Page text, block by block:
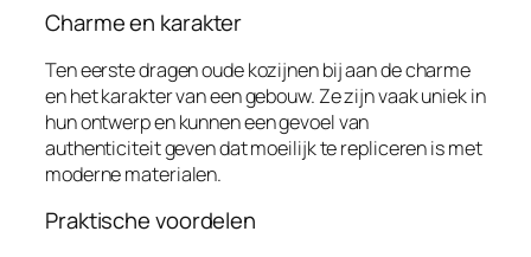
Charme en karakter
Ten eerste dragen oude kozijnen bij aan de charme
en het karakter van een gebouw. Ze zijn vaak uniek in
hun ontwerp en kunnen een gevoel van
authenticiteit geven dat moeilijk te repliceren is met
moderne materialen.
Praktische voordelen